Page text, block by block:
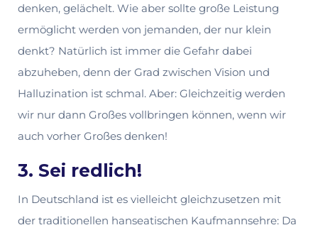
denken, gelächelt. Wie aber sollte große Leistung
ermöglicht werden von jemanden, der nur klein
denkt? Natürlich ist immer die Gefahr dabei
abzuheben, denn der Grad zwischen Vision und
Halluzination ist schmal. Aber: Gleichzeitig werden
wir nur dann Großes vollbringen können, wenn wir
auch vorher Großes denken!
3. Sei redlich!
In Deutschland ist es vielleicht gleichzusetzen mit
der traditionellen hanseatischen Kaufmannsehre: Da